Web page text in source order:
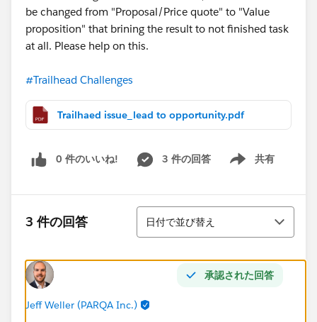
be changed from "Proposal/Price quote" to "Value
proposition" that brining the result to not finished task
at all. Please help on this.
#Trailhead Challenges
Trailhaed issue_lead to opportunity.pdf
0 件のいいね! 3 件の回答 共有
Show menu
3 件の回答
並び替え
日付で並び替え
承認された回答
Jeff Weller (PARQA Inc.)